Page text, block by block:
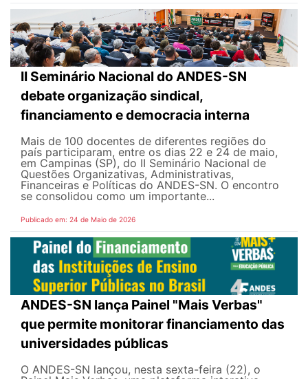
II Seminário Nacional do ANDES-SN
debate organização sindical,
financiamento e democracia interna
Mais de 100 docentes de diferentes regiões do
país participaram, entre os dias 22 e 24 de maio,
em Campinas (SP), do II Seminário Nacional de
Questões Organizativas, Administrativas,
Financeiras e Políticas do ANDES-SN. O encontro
se consolidou como um importante...
Publicado em: 24 de Maio de 2026
ANDES-SN lança Painel "Mais Verbas"
que permite monitorar financiamento das
universidades públicas
O ANDES-SN lançou, nesta sexta-feira (22), o